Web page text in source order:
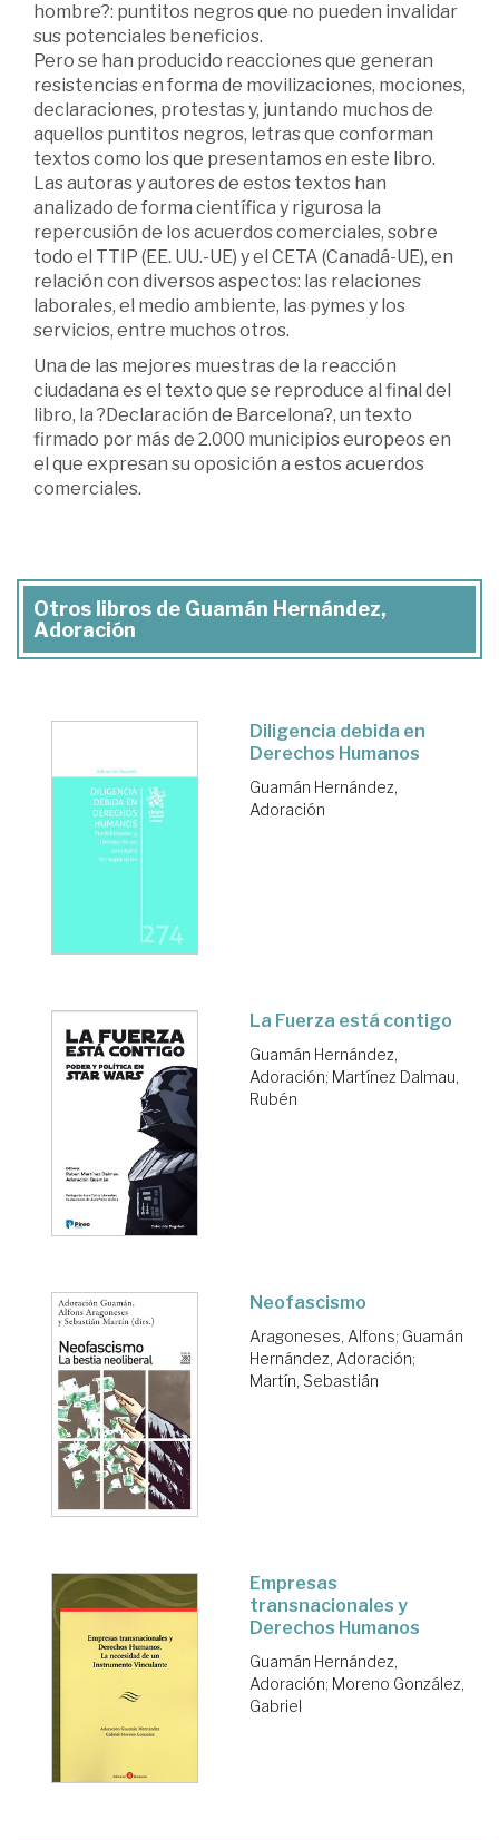
hombre?: puntitos negros que no pueden invalidar
sus potenciales beneficios.
Pero se han producido reacciones que generan
resistencias en forma de movilizaciones, mociones,
declaraciones, protestas y, juntando muchos de
aquellos puntitos negros, letras que conforman
textos como los que presentamos en este libro.
Las autoras y autores de estos textos han
analizado de forma científica y rigurosa la
repercusión de los acuerdos comerciales, sobre
todo el TTIP (EE. UU.-UE) y el CETA (Canadá-UE), en
relación con diversos aspectos: las relaciones
laborales, el medio ambiente, las pymes y los
servicios, entre muchos otros.
Una de las mejores muestras de la reacción
ciudadana es el texto que se reproduce al final del
libro, la ?Declaración de Barcelona?, un texto
firmado por más de 2.000 municipios europeos en
el que expresan su oposición a estos acuerdos
comerciales.
Otros libros de Guamán Hernández,
Adoración
Diligencia debida en
Derechos Humanos
Guamán Hernández,
Adoración
La Fuerza está contigo
Guamán Hernández,
Adoración; Martínez Dalmau,
Rubén
Neofascismo
Aragoneses, Alfons; Guamán
Hernández, Adoración;
Martín, Sebastián
Empresas
transnacionales y
Derechos Humanos
Guamán Hernández,
Adoración; Moreno González,
Gabriel